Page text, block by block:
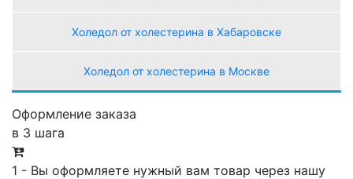
Холедол от холестерина в Хабаровске
Холедол от холестерина в Москве
Оформление заказа
в 3 шага
1 - Вы оформляете нужный вам товар через нашу